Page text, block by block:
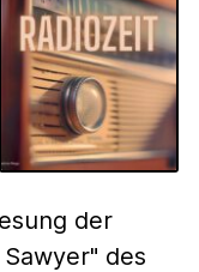
der
des